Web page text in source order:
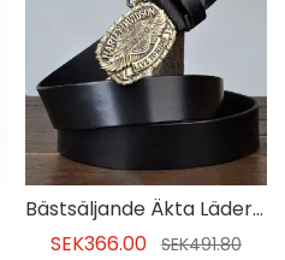
Bästsäljande Äkta Läderbälte För Män
SEK366.00 SEK491.80